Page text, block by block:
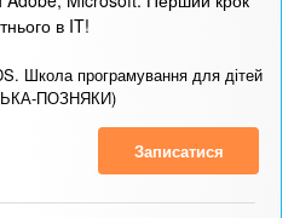
в IT!
Школа програмування для дітей
ПОЗНЯКИ)
Записатися